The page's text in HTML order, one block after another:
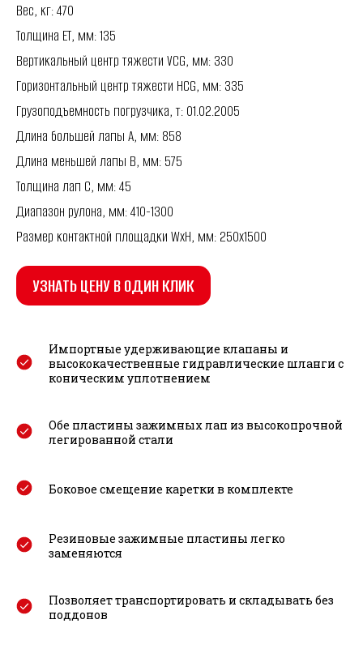
Вес, кг: 470
Толщина ET, мм: 135
Вертикальный центр тяжести VCG, мм: 330
Горизонтальный центр тяжести HCG, мм: 335
Грузоподъемность погрузчика, т: 01.02.2005
Длина большей лапы A, мм: 858
Длина меньшей лапы B, мм: 575
Толщина лап C, мм: 45
Диапазон рулона, мм: 410-1300
Размер контактной площадки WxH, мм: 250x1500
УЗНАТЬ ЦЕНУ В ОДИН КЛИК
Импортные удерживающие клапаны и
высококачественные гидравлические шланги с
коническим уплотнением
Обе пластины зажимных лап из высокопрочной
легированной стали
Боковое смещение каретки в комплекте
Резиновые зажимные пластины легко
заменяются
Позволяет транспортировать и складывать без
поддонов